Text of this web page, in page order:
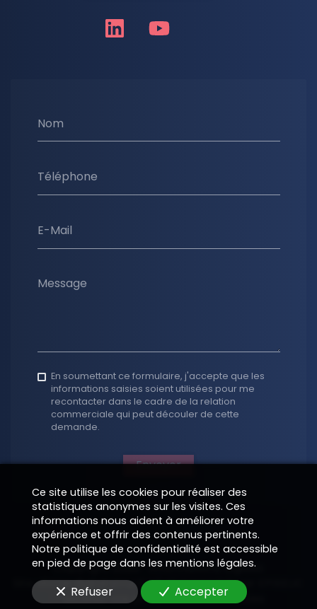
Nom
Téléphone
E-Mail
Message
En soumettant ce formulaire, j'accepte que les
informations saisies soient utilisées pour me
recontacter dans le cadre de la relation
commerciale qui peut découler de cette
demande.
Envoyer
Copyright 2026—Informations légales
—
Site vitrine digital structuré et supervisé par
—Modifier vos préférences de cookies
Ce site utilise les cookies pour réaliser des
statistiques anonymes sur les visites. Ces
informations nous aident à améliorer votre
expérience et offrir des contenus pertinents.
Notre politique de confidentialité est accessible
en pied de page dans les mentions légales.
Refuser Accepter